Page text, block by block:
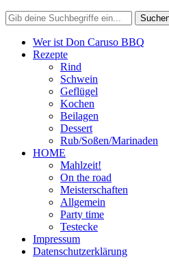
Wer ist Don Caruso BBQ
Rezepte
Rind
Schwein
Geflügel
Kochen
Beilagen
Dessert
Rub/Soßen/Marinaden
HOME
Mahlzeit!
On the road
Meisterschaften
Allgemein
Party time
Testecke
Impressum
Datenschutzerklärung